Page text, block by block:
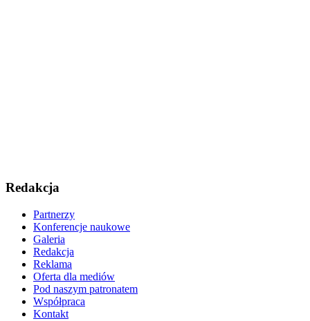
Redakcja
Partnerzy
Konferencje naukowe
Galeria
Redakcja
Reklama
Oferta dla mediów
Pod naszym patronatem
Współpraca
Kontakt